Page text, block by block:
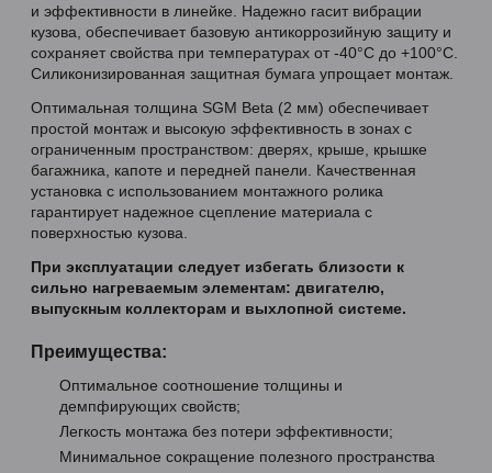
и эффективности в линейке. Надежно гасит вибрации
кузова, обеспечивает базовую антикоррозийную защиту и
сохраняет свойства при температурах от -40°C до +100°C.
Силиконизированная защитная бумага упрощает монтаж.
Оптимальная толщина SGM Beta (2 мм) обеспечивает
простой монтаж и высокую эффективность в зонах с
ограниченным пространством: дверях, крыше, крышке
багажника, капоте и передней панели. Качественная
установка с использованием монтажного ролика
гарантирует надежное сцепление материала с
поверхностью кузова.
При эксплуатации следует избегать близости к
сильно нагреваемым элементам: двигателю,
выпускным коллекторам и выхлопной системе.
Преимущества:
Оптимальное соотношение толщины и
демпфирующих свойств;
Легкость монтажа без потери эффективности;
Минимальное сокращение полезного пространства